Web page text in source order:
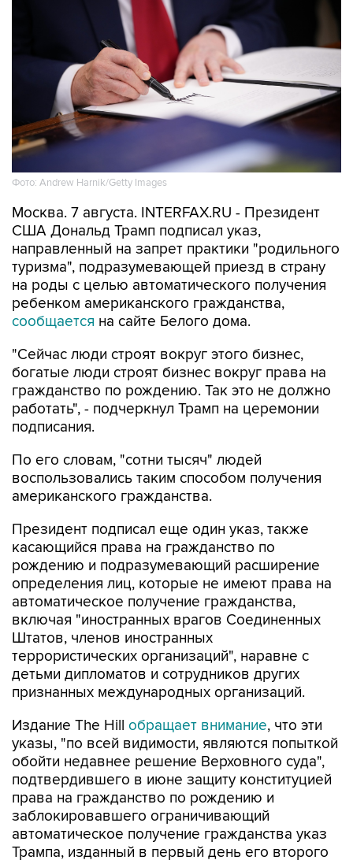
Фото: Andrew Harnik/Getty Images
Москва. 7 августа. INTERFAX.RU - Президент
США Дональд Трамп подписал указ,
направленный на запрет практики "родильного
туризма", подразумевающей приезд в страну
на роды с целью автоматического получения
ребенком американского гражданства,
сообщается на сайте Белого дома.
"Сейчас люди строят вокруг этого бизнес,
богатые люди строят бизнес вокруг права на
гражданство по рождению. Так это не должно
работать", - подчеркнул Трамп на церемонии
подписания.
По его словам, "сотни тысяч" людей
воспользовались таким способом получения
американского гражданства.
Президент подписал еще один указ, также
касающийся права на гражданство по
рождению и подразумевающий расширение
определения лиц, которые не имеют права на
автоматическое получение гражданства,
включая "иностранных врагов Соединенных
Штатов, членов иностранных
террористических организаций", наравне с
детьми дипломатов и сотрудников других
признанных международных организаций.
Издание The Hill обращает внимание, что эти
указы, "по всей видимости, являются попыткой
обойти недавнее решение Верховного суда",
подтвердившего в июне защиту конституцией
права на гражданство по рождению и
заблокировавшего ограничивающий
автоматическое получение гражданства указ
Трампа, изданный в первый день его второго